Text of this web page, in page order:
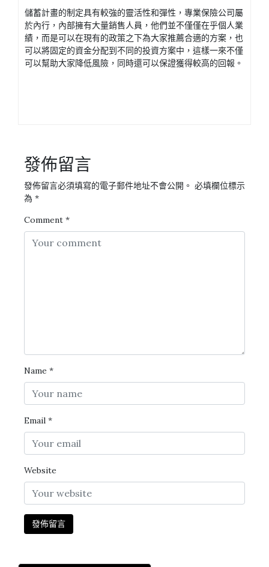
儲蓄計畫的制定具有較強的靈活性和彈性，專業保險公司屬
於內行，內部擁有大量銷售人員，他們並不僅僅在乎個人業
績，而是可以在現有的政策之下為大家推薦合適的方案，也
可以將固定的資金分配到不同的投資方案中，這樣一來不僅
可以幫助大家降低風險，同時還可以保證獲得較高的回報。
發佈留言
發佈留言必須填寫的電子郵件地址不會公開。 必填欄位標示
為 *
Comment *
Name *
Email *
Website